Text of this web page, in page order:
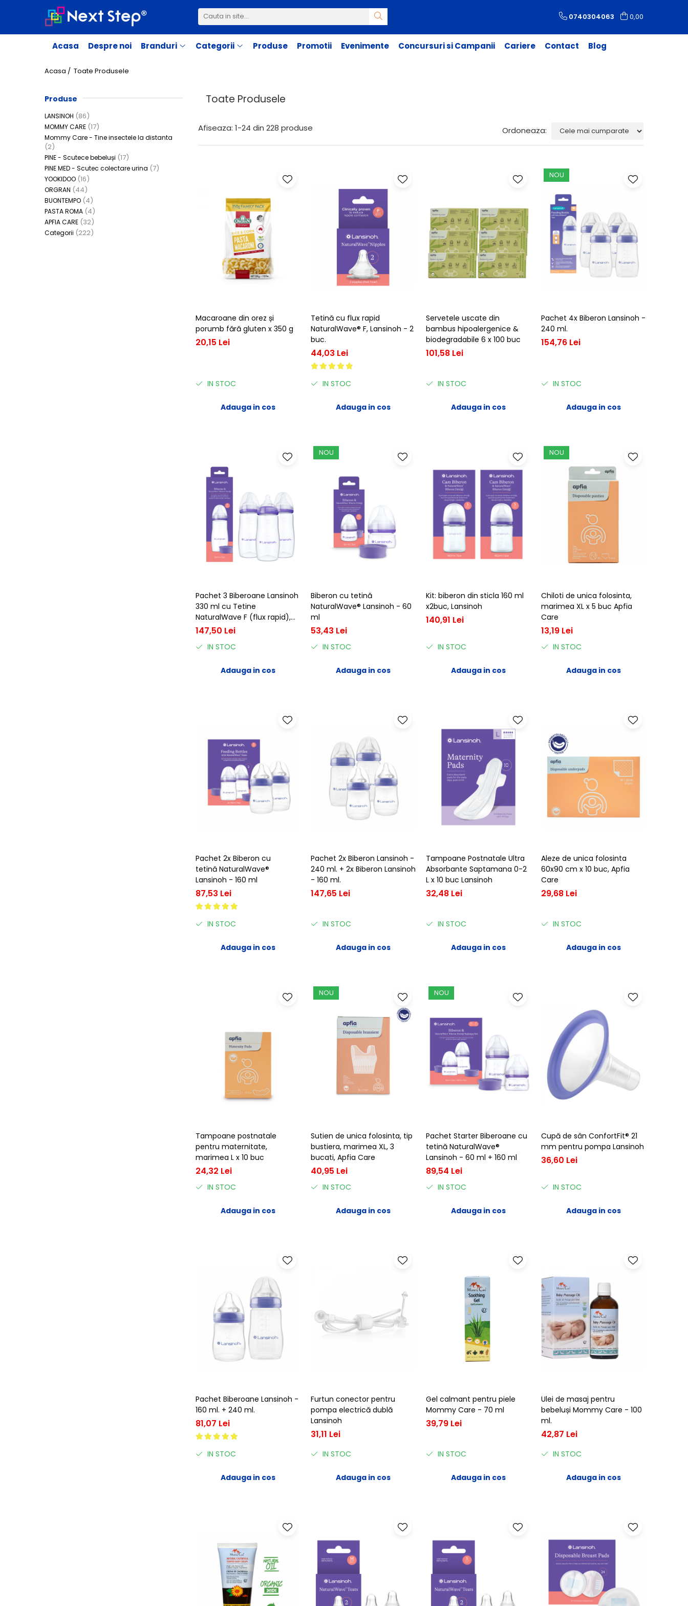
Branduri
Mommy Care
Apfia Care
Buontempo
Pasta Roma
Categorii
Maternitate & Lauzie
Ingrijire Bebe
Cosmetice
Scutece & Servetele
Detergenti
Tine insectele la distanta
Jucarii de baie
Centre de joaca
0740304063 0,00
Acasa Despre noi Branduri Categorii Produse Promotii Evenimente Concursuri si Campanii Cariere Contact Blog
Acasa / Toate Produsele
Toate Produsele
Produse
LANSINOH (86)
MOMMY CARE (17)
Mommy Care - Tine insectele la distanta
(2)
PINE - Scutece bebeluși (17)
PINE MED - Scutec colectare urina (7)
YOOKIDOO (16)
ORGRAN (44)
BUONTEMPO (4)
PASTA ROMA (4)
APFIA CARE (32)
Categorii (222)
Afiseaza: 1-24 din 228 produse Ordoneaza:
Macaroane din orez și
porumb fără gluten x 350 g
20,15 Lei
IN STOC
Adauga in cos
Tetină cu flux rapid
NaturalWave® F, Lansinoh - 2
buc.
44,03 Lei
IN STOC
Adauga in cos
Servetele uscate din
bambus hipoalergenice &
biodegradabile 6 x 100 buc
101,58 Lei
IN STOC
Adauga in cos
NOU
Pachet 4x Biberon Lansinoh -
240 ml.
154,76 Lei
IN STOC
Adauga in cos
Pachet 3 Biberoane Lansinoh
330 ml cu Tetine
NaturalWave F (flux rapid),
Polipropilenă, 6-12 luni
147,50 Lei
IN STOC
Adauga in cos
NOU
Biberon cu tetină
NaturalWave® Lansinoh - 60
ml
53,43 Lei
IN STOC
Adauga in cos
Kit: biberon din sticla 160 ml
x2buc, Lansinoh
140,91 Lei
IN STOC
Adauga in cos
NOU
Chiloti de unica folosinta,
marimea XL x 5 buc Apfia
Care
13,19 Lei
IN STOC
Adauga in cos
Pachet 2x Biberon cu
tetină NaturalWave®
Lansinoh - 160 ml
87,53 Lei
IN STOC
Adauga in cos
Pachet 2x Biberon Lansinoh -
240 ml. + 2x Biberon Lansinoh
- 160 ml.
147,65 Lei
IN STOC
Adauga in cos
Tampoane Postnatale Ultra
Absorbante Saptamana 0-2
L x 10 buc Lansinoh
32,48 Lei
IN STOC
Adauga in cos
Aleze de unica folosinta
60x90 cm x 10 buc, Apfia
Care
29,68 Lei
IN STOC
Adauga in cos
Tampoane postnatale
pentru maternitate,
marimea L x 10 buc
24,32 Lei
IN STOC
Adauga in cos
NOU
Sutien de unica folosinta, tip
bustiera, marimea XL, 3
bucati, Apfia Care
40,95 Lei
IN STOC
Adauga in cos
NOU
Pachet Starter Biberoane cu
tetină NaturalWave®
Lansinoh - 60 ml + 160 ml
89,54 Lei
IN STOC
Adauga in cos
Cupă de sân ConfortFit® 21
mm pentru pompa Lansinoh
36,60 Lei
IN STOC
Adauga in cos
Pachet Biberoane Lansinoh -
160 ml. + 240 ml.
81,07 Lei
IN STOC
Adauga in cos
Furtun conector pentru
pompa electrică dublă
Lansinoh
31,11 Lei
IN STOC
Adauga in cos
Gel calmant pentru piele
Mommy Care - 70 ml
39,79 Lei
IN STOC
Adauga in cos
Ulei de masaj pentru
bebeluși Mommy Care - 100
ml.
42,87 Lei
IN STOC
Adauga in cos